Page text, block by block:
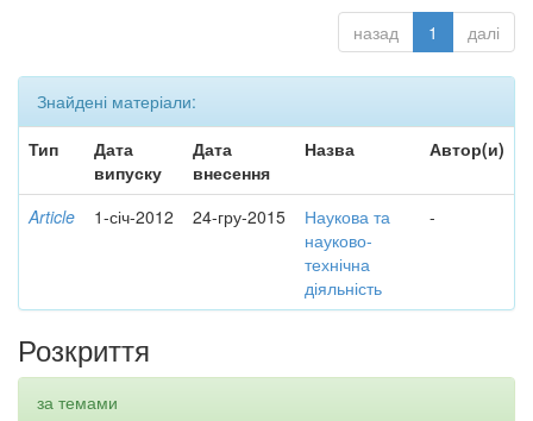
назад 1 далі
Знайдені матеріали:
Тип
Дата
випуску
Дата
внесення
Назва Автор(и)
Article 1-січ-2012 24-гру-2015
Наукова та
науково-
технічна
діяльність
-
Розкриття
за темами